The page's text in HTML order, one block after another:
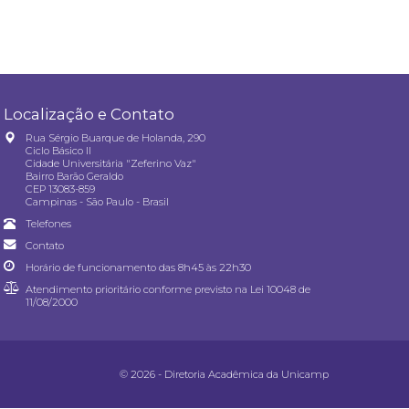
Localização e Contato
Rua Sérgio Buarque de Holanda, 290
Ciclo Básico II
Cidade Universitária "Zeferino Vaz"
Bairro Barão Geraldo
CEP 13083-859
Campinas - São Paulo - Brasil
Telefones
Contato
Horário de funcionamento das 8h45 às 22h30
Atendimento prioritário conforme previsto na Lei 10048 de
11/08/2000
© 2026 - Diretoria Acadêmica da Unicamp